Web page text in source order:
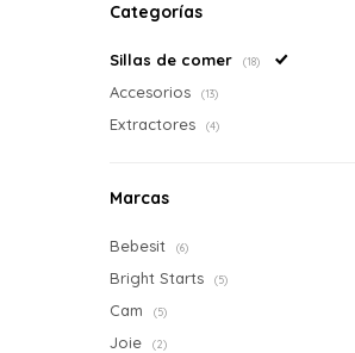
Categorías
Sillas de comer (18)
Accesorios (13)
Extractores (4)
Marcas
Bebesit (6)
Bright Starts (5)
Cam (5)
Joie (2)